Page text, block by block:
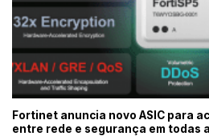
Fortinet anuncia novo ASIC para
entre rede e segurança em todas